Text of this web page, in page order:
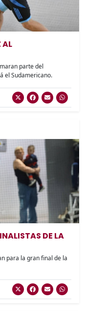
AL
parte del
el Sudamericano.
DE LA
para la gran final de la